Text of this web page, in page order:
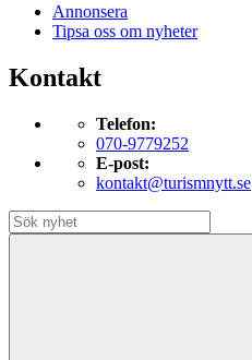
Annonsera
Tipsa oss om nyheter
Kontakt
Telefon:
070-9779252
E-post:
kontakt@turismnytt.se